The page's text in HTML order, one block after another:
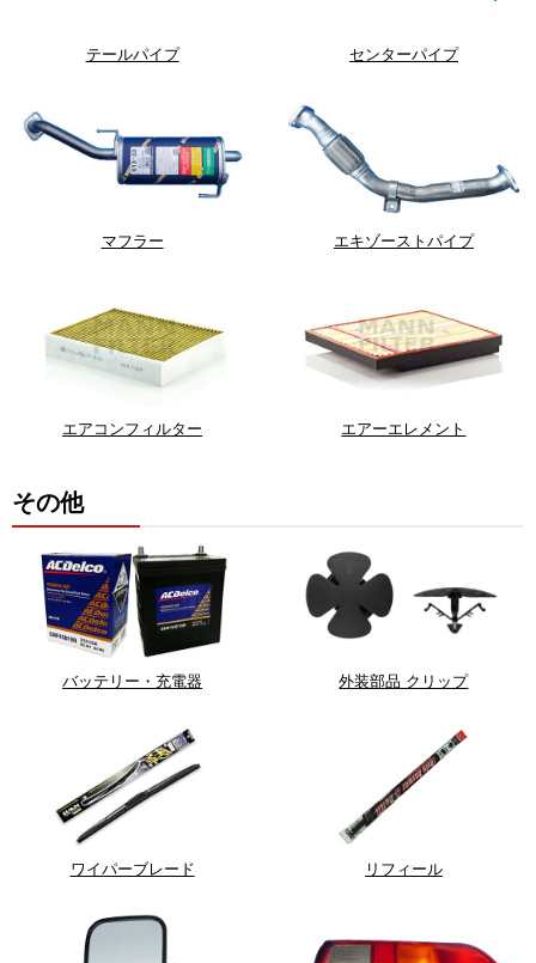
テールパイプ センターパイプ
マフラー エキゾーストパイプ
エアコンフィルター エアーエレメント
その他
バッテリー・充電器 外装部品 クリップ
ワイパーブレード リフィール